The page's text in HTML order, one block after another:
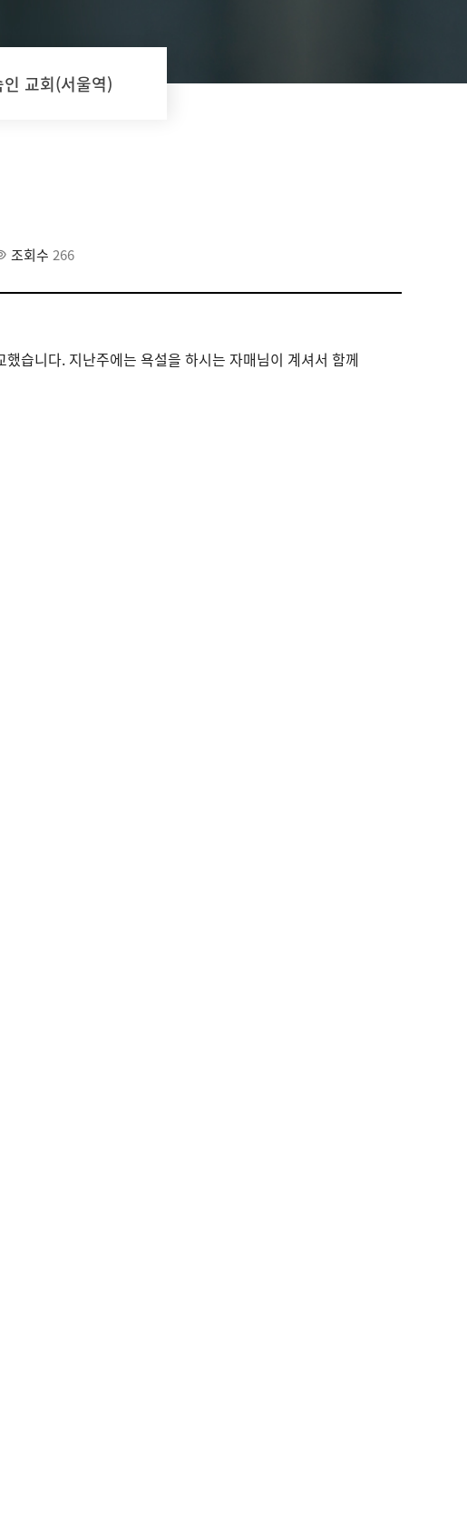
인 교회(서울역)
조회수 266
습니다. 지난주에는 욕설을 하시는 자매님이 계셔서 함께